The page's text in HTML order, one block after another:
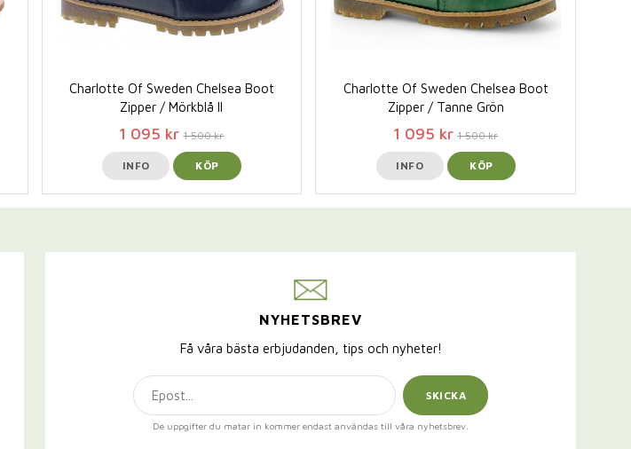
Charlotte Of Sweden Chelsea Boot
Zipper / Mörkblå II
1 095 kr 1 500 kr
INFO KÖP
Charlotte Of Sweden Chelsea Boot
Zipper / Tanne Grön
1 095 kr 1 500 kr
INFO KÖP
NYHETSBREV
Få våra bästa erbjudanden, tips och nyheter!
SKICKA
De uppgifter du matar in kommer endast användas till våra nyhetsbrev.